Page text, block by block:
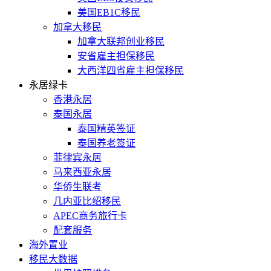
美国EB1C移民
加拿大移民
加拿大联邦创业移民
安省雇主担保移民
大西洋四省雇主担保移民
永居绿卡
香港永居
泰国永居
泰国精英签证
泰国养老签证
菲律宾永居
马来西亚永居
华侨生联考
几内亚比绍移民
APEC商务旅行卡
配套服务
海外置业
移民大数据